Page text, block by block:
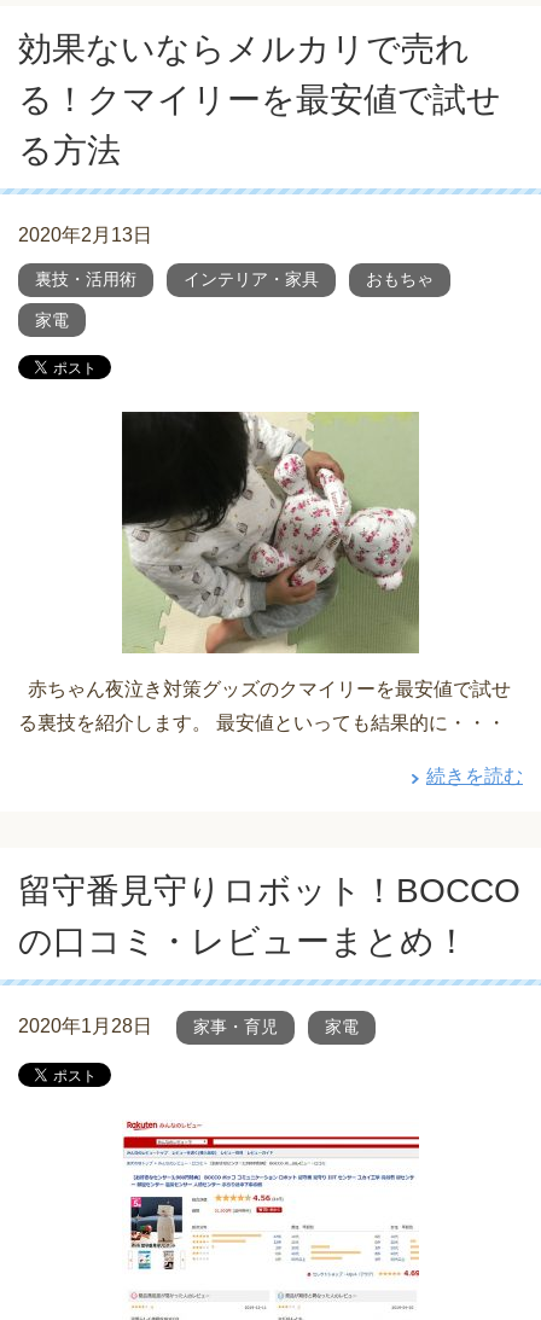
効果ないならメルカリで売れ
る！クマイリーを最安値で試せ
る方法
2020年2月13日
裏技・活用術 インテリア・家具 おもちゃ
家電
赤ちゃん夜泣き対策グッズのクマイリーを最安値で試せ
る裏技を紹介します。 最安値といっても結果的に・・・
続きを読む
留守番見守りロボット！BOCCO
の口コミ・レビューまとめ！
2020年1月28日 家事・育児 家電